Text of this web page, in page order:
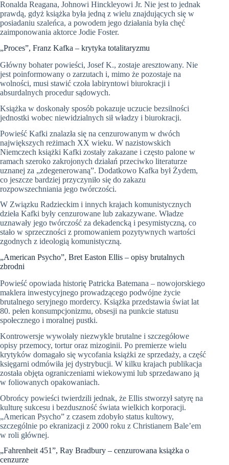
Ronalda Reagana, Johnowi Hinckleyowi Jr. Nie jest to jednak
prawdą, gdyż książka była jedną z wielu znajdujących się w
posiadaniu szaleńca, a powodem jego działania była chęć
zaimponowania aktorce Jodie Foster.
„Proces”, Franz Kafka – krytyka totalitaryzmu
Główny bohater powieści, Josef K., zostaje aresztowany. Nie
jest poinformowany o zarzutach i, mimo że pozostaje na
wolności, musi stawić czoła labiryntowi biurokracji i
absurdalnych procedur sądowych.
Książka w doskonały sposób pokazuje uczucie bezsilności
jednostki wobec niewidzialnych sił władzy i biurokracji.
Powieść Kafki znalazła się na cenzurowanym w dwóch
największych reżimach XX wieku. W nazistowskich
Niemczech książki Kafki zostały zakazane i często palone w
ramach szeroko zakrojonych działań przeciwko literaturze
uznanej za „zdegenerowaną”. Dodatkowo Kafka był Żydem,
co jeszcze bardziej przyczyniło się do zakazu
rozpowszechniania jego twórczości.
W Związku Radzieckim i innych krajach komunistycznych
dzieła Kafki były cenzurowane lub zakazywane. Władze
uznawały jego twórczość za dekadencką i pesymistyczną, co
stało w sprzeczności z promowaniem pozytywnych wartości
zgodnych z ideologią komunistyczną.
„American Psycho”, Bret Easton Ellis – opisy brutalnych
zbrodni
Powieść opowiada historię Patricka Batemana – nowojorskiego
maklera inwestycyjnego prowadzącego podwójne życie
brutalnego seryjnego mordercy. Książka przedstawia świat lat
80. pełen konsumpcjonizmu, obsesji na punkcie statusu
społecznego i moralnej pustki.
Kontrowersje wywołały niezwykle brutalne i szczegółowe
opisy przemocy, tortur oraz mizoginii. Po premierze wielu
krytyków domagało się wycofania książki ze sprzedaży, a część
księgarni odmówiła jej dystrybucji. W kilku krajach publikacja
została objęta ograniczeniami wiekowymi lub sprzedawano ją
w foliowanych opakowaniach.
Obrońcy powieści twierdzili jednak, że Ellis stworzył satyrę na
kulturę sukcesu i bezduszność świata wielkich korporacji.
„American Psycho” z czasem zdobyło status kultowy,
szczególnie po ekranizacji z 2000 roku z Christianem Bale’em
w roli głównej.
„Fahrenheit 451”, Ray Bradbury – cenzurowana książka o
cenzurze